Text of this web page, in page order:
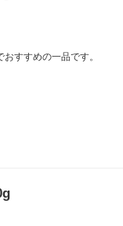
すすめの一品です。